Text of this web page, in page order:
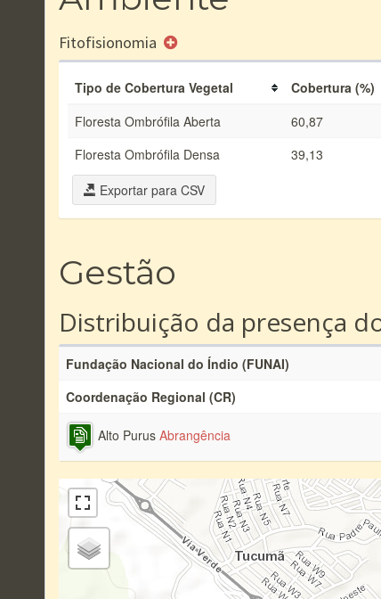
Fitofisionomia
Tipo de Cobertura Vegetal
Cobertura (%)
Floresta Ombrófila Aberta
60,87
Floresta Ombrófila Densa
39,13
Exportar para CSV
Gestão
Distribuição da presença
Fundação Nacional do Índio (FUNAI)
Coordenação Regional (CR)
Alto Purus Abrangência